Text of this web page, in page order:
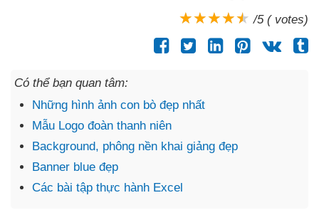
/5 ( votes)
Có thể bạn quan tâm:
Những hình ảnh con bò đẹp nhất
Mẫu Logo đoàn thanh niên
Background, phông nền khai giảng đẹp
Banner blue đẹp
Các bài tập thực hành Excel